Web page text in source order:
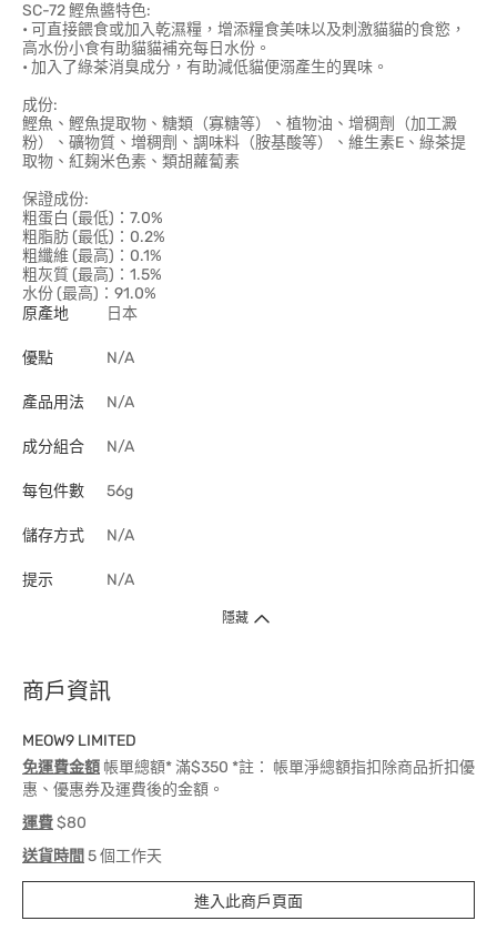
SC-72 鰹魚醬特色:
• 可直接餵食或加入乾濕糧，增添糧食美味以及刺激貓貓的食慾，
高水份小食有助貓貓補充每日水份。
• 加入了綠茶消臭成分，有助減低貓便溺產生的異味。
成份:
鰹魚、鰹魚提取物、糖類（寡糖等）、植物油、增稠劑（加工澱
粉）、礦物質、増稠劑、調味料（胺基酸等）、維生素E、綠茶提
取物、紅麹米色素、類胡蘿蔔素
保證成份:
粗蛋白 (最低)：7.0%
粗脂肪 (最低)：0.2%
粗纖維 (最高)：0.1%
粗灰質 (最高)：1.5%
水份 (最高)：91.0%
原產地
日本
優點 N/A
產品用法 N/A
成分組合 N/A
每包件數 56g
儲存方式 N/A
提示 N/A
隱藏
商戶資訊
MEOW9 LIMITED
免運費金額 帳單總額* 滿$350 *註： 帳單淨總額指扣除商品折扣優
惠、優惠券及運費後的金額。
運費$80
送貨時間 5 個工作天
進入此商戶頁面